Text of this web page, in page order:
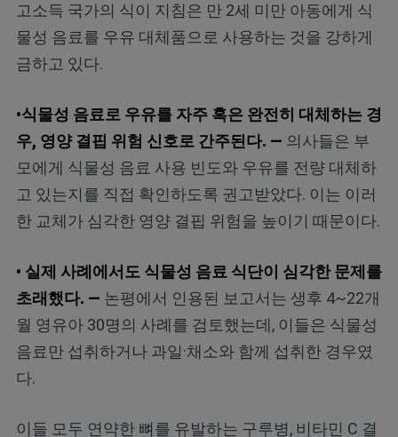
고소득 국가의 식이 지침은 만 2세 미만 아동에게 식
물성 음료를 우유 대체품으로 사용하는 것을 강하게
금하고 있다.
•식물성 음료로 우유를 자주 혹은 완전히 대체하는 경
우, 영양 결핍 위험 신호로 간주된다. — 의사들은 부
모에게 식물성 음료 사용 빈도와 우유를 전량 대체하
고 있는지를 직접 확인하도록 권고받았다. 이는 이러
한 교체가 심각한 영양 결핍 위험을 높이기 때문이다.
• 실제 사례에서도 식물성 음료 식단이 심각한 문제를
초래했다. — 논평에서 인용된 보고서는 생후 4~22개
월 영유아 30명의 사례를 검토했는데, 이들은 식물성
음료만 섭취하거나 과일·채소와 함께 섭취한 경우였
다.
이들 모두 연약한 뼈를 유발하는 구루병, 비타민 C 결